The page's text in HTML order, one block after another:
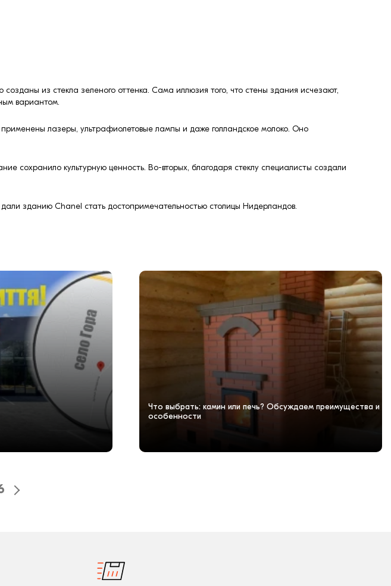
из стекла зеленого оттенка. Сама иллюзия того, что стены здания исчезают,
вариантом.
лазеры, ультрафиолетовые лампы и даже голландское молоко. Оно
сохранило культурную ценность. Во-вторых, благодаря стеклу специалисты создали
зданию Chanel стать достопримечательностью столицы Нидерландов.
Что выбрать: камин или печь? Обсуждаем преимущества и
особенности